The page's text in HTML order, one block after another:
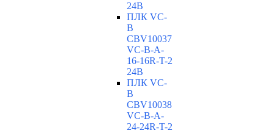
24В
ПЛК VC-
B
CBV10037
VC-В-A-
16-16R-T-2
24В
ПЛК VC-
B
CBV10038
VC-В-A-
24-24R-T-2